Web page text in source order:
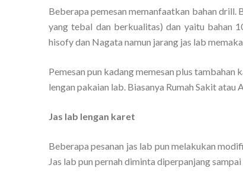
Beberapa pemesan memanfaatkan bahan
yang tebal dan berkualitas) dan yaitu bahan
hisofy dan Nagata namun jarang jas lab
Pemesan pun kadang memesan plus
lengan pakaian lab. Biasanya Rumah Sakit
Jas lab lengan karet
Beberapa pesanan jas lab pun melakukan
Jas lab pun pernah diminta diperpanjang